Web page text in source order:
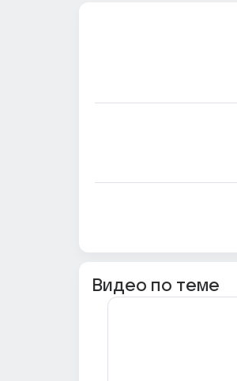
Видео по теме